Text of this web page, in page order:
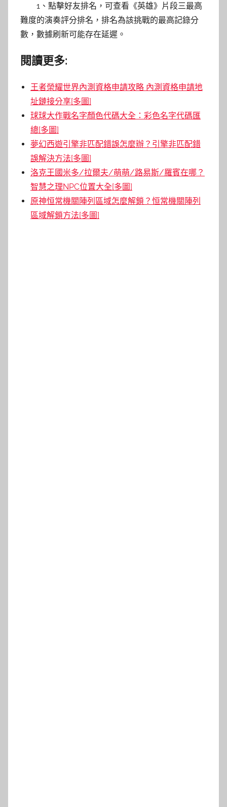
1、點擊好友排名，可查看《英雄》片段三最高
難度的演奏評分排名，排名為該挑戰的最高記錄分
數，數據刷新可能存在延遲。
閱讀更多:
王者榮耀世界內測資格申請攻略 內測資格申請地
址鏈接分享[多圖]
球球大作戰名字顏色代碼大全：彩色名字代碼匯
總[多圖]
夢幻西遊引擎非匹配錯誤怎麼辦？引擎非匹配錯
誤解決方法[多圖]
洛克王國米多/拉爾夫/萌萌/路易斯/羅賓在哪？
智慧之理NPC位置大全[多圖]
原神恒常機關陣列區域怎麼解鎖？恒常機關陣列
區域解鎖方法[多圖]